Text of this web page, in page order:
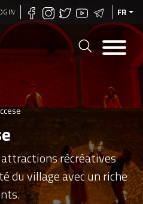
Aller
au
principal
FR
récréatives
du village avec un riche